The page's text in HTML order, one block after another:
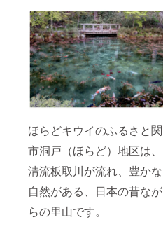
ほらどキウイのふるさと関
市洞戸（ほらど）地区は、
清流板取川が流れ、豊かな
自然がある、日本の昔なが
らの里山です。